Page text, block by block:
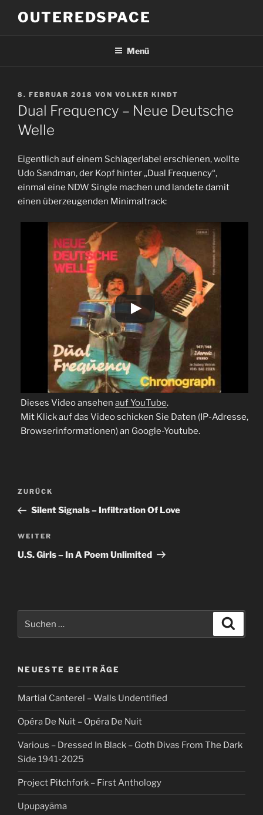
InhaltOUTEREDSPACE
Menü
VERÖFFENTLICHT
AM
8. FEBRUAR 2018 VON VOLKER KINDT
Dual Frequency – Neue Deutsche
Welle
Eigentlich auf einem Schlagerlabel erschienen, wollte
Udo Sandman, der Kopf hinter „Dual Frequency“,
einmal eine NDW Single machen und landete damit
einen überzeugenden Minimaltrack:
Dieses Video ansehen auf YouTube.
Mit Klick auf das Video schicken Sie Daten (IP-Adresse,
Browserinformationen) an Google-Youtube.
Beitragsnavigation
Vorheriger
Beitrag
ZURÜCK
Silent Signals – Infiltration Of Love
Nächster
Beitrag
WEITER
U.S. Girls – In A Poem Unlimited
nach:
NEUESTE BEITRÄGE
Martial Canterel – Walls Undentified
Opéra De Nuit – Opéra De Nuit
Various – Dressed In Black – Goth Divas From The Dark
Side 1941-2025
Project Pitchfork – First Anthology
Upupayāma